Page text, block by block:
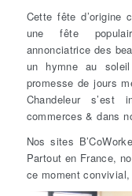
Cette fête d’origine
une fête
annonciatrice des
un hymne au
promesse de jours
Chandeleur
commerces & dans
Nos sites
Partout en France,
ce moment